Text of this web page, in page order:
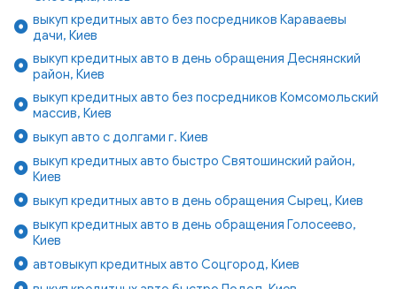
выкуп кредитных авто без посредников Караваевы
дачи, Киев
выкуп кредитных авто в день обращения Деснянский
район, Киев
выкуп кредитных авто без посредников Комсомольский
массив, Киев
выкуп авто с долгами г. Киев
выкуп кредитных авто быстро Святошинский район,
Киев
выкуп кредитных авто в день обращения Сырец, Киев
выкуп кредитных авто в день обращения Голосеево,
Киев
автовыкуп кредитных авто Соцгород, Киев